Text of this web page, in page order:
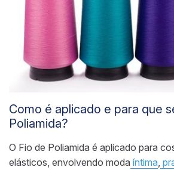
Como é aplicado e para que
Poliamida?
O Fio de Poliamida é aplicado para
elásticos, envolvendo moda íntima